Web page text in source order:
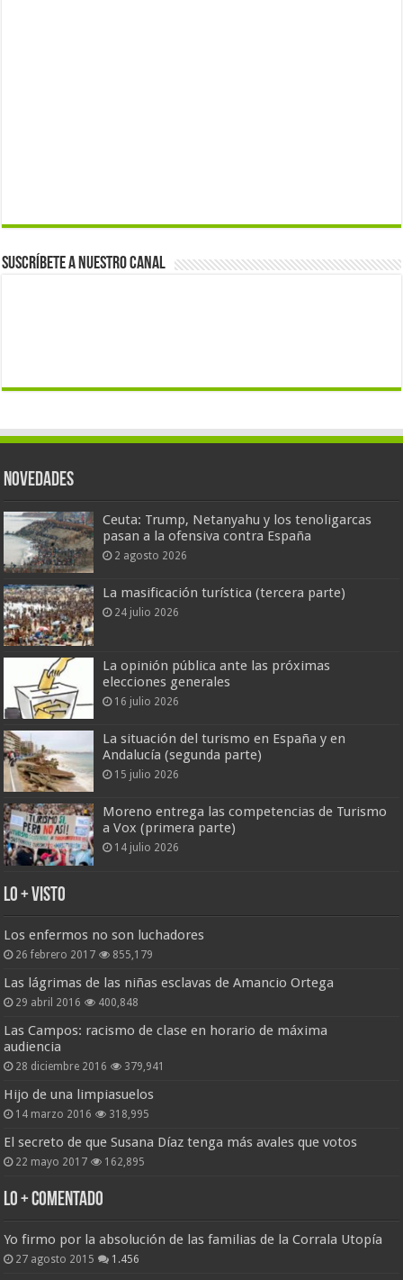
Suscríbete a nuestro canal
Novedades
Ceuta: Trump, Netanyahu y los tenoligarcas
pasan a la ofensiva contra España
2 agosto 2026
La masificación turística (tercera parte)
24 julio 2026
La opinión pública ante las próximas
elecciones generales
16 julio 2026
La situación del turismo en España y en
Andalucía (segunda parte)
15 julio 2026
Moreno entrega las competencias de Turismo
a Vox (primera parte)
14 julio 2026
Lo + Visto
Los enfermos no son luchadores
26 febrero 2017 855,179
Las lágrimas de las niñas esclavas de Amancio Ortega
29 abril 2016 400,848
Las Campos: racismo de clase en horario de máxima
audiencia
28 diciembre 2016 379,941
Hijo de una limpiasuelos
14 marzo 2016 318,995
El secreto de que Susana Díaz tenga más avales que votos
22 mayo 2017 162,895
Lo + Comentado
Yo firmo por la absolución de las familias de la Corrala Utopía
27 agosto 2015 1.456